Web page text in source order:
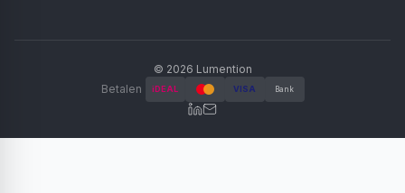
© 2026 Lumention
Betalen
iDEAL VISA Bank